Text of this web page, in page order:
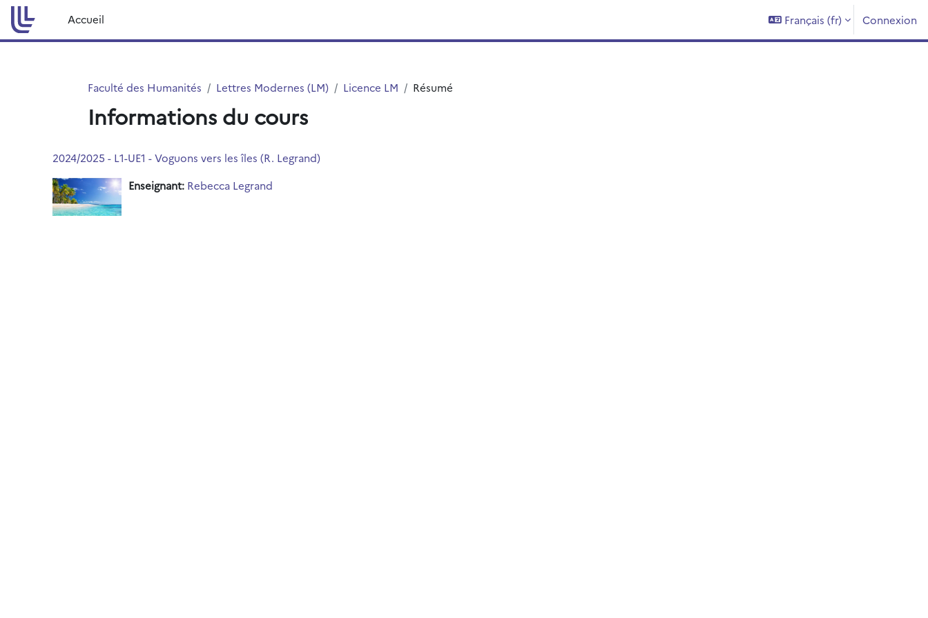
Passer au contenu principal
Accueil
Français ‎(fr)‎ Connexion
Faculté des Humanités Lettres Modernes (LM) Licence LM Résumé
Informations du cours
2024/2025 - L1-UE1 - Voguons vers les îles (R. Legrand)
Enseignant: Rebecca Legrand